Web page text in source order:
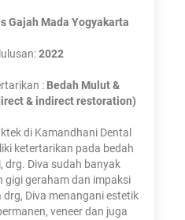
Gajah Mada Yogyakarta
2022
: Bedah Mulut &
& indirect restoration)
di Kamandhani Dental
ketertarikan pada bedah
drg. Diva sudah banyak
gigi geraham dan impaksi
Diva menangani estetik
veneer dan juga